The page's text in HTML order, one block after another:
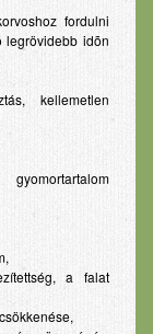
fordulni
legrövidebb idõn
kellemetlen
a falat